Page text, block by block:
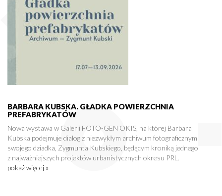
BARBARA KUBSKA. GŁADKA POWIERZCHNIA
PREFABRYKATÓW
Nowa wystawa w Galerii FOTO-GEN OKIS, na której Barbara
Kubska podejmuje dialog z niezwykłym archiwum fotograficznym
swojego dziadka, Zygmunta Kubskiego, będącym kroniką jednego
z najważniejszych projektów urbanistycznych okresu PRL.
pokaż więcej »